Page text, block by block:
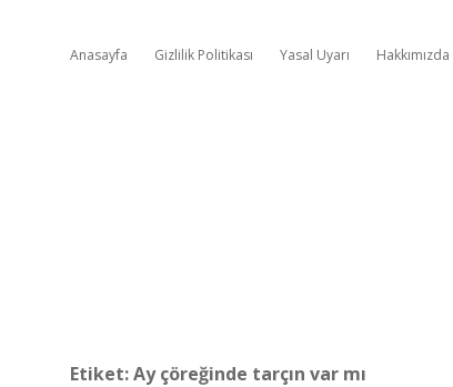
Anasayfa Gizlilik Politikası Yasal Uyarı Hakkımızda
Etiket:Ay çöreğinde tarçın var mı